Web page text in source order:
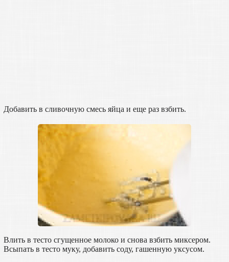
Добавить в сливочную смесь яйца и еще раз взбить.
Влить в тесто сгущенное молоко и снова взбить миксером.
Всыпать в тесто муку, добавить соду, гашенную уксусом.